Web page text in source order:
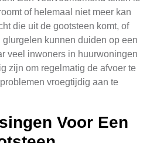
of helemaal niet meer kan
die uit de gootsteen komt, of
kunnen duiden op een
veel inwoners in huurwoningen
zijn om regelmatig de afvoer te
vroegtijdig aan te
Voor Een